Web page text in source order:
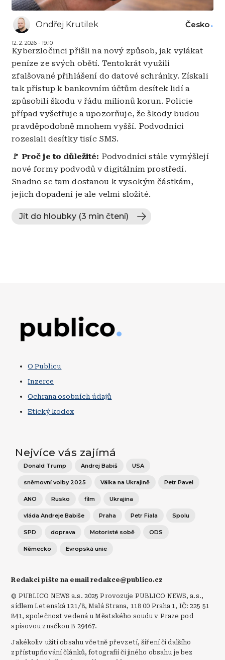
Ondřej Krutilek
12. 2. 2026 - 19:10
Česko
Kyberzločinci přišli na nový způsob, jak vylákat
peníze ze svých obětí. Tentokrát využili
zfalšované přihlášení do datové schránky. Získali
tak přístup k bankovním účtům desítek lidí a
způsobili škodu v řádu milionů korun. Policie
případ vyšetřuje a upozorňuje, že škody budou
pravděpodobně mnohem vyšší. Podvodníci
rozeslali desítky tisíc SMS.
🚩 Proč je to důležité: Podvodníci stále vymýšlejí
nové formy podvodů v digitálním prostředí.
Snadno se tam dostanou k vysokým částkám,
jejich dopadení je ale velmi složité.
Jít do hloubky (3 min čtení)
O Publicu
Inzerce
Ochrana osobních údajů
Etický kodex
Nejvíce vás zajímá
Donald Trump Andrej Babiš USA
sněmovní volby 2025 Válka na Ukrajině Petr Pavel
ANO Rusko film Ukrajina
vláda Andreje Babiše Praha Petr Fiala Spolu
SPD doprava Motoristé sobě ODS
Německo Evropská unie
Redakci pište na email redakce@publico.cz
© PUBLICO NEWS a.s. 2025 Provozuje PUBLICO NEWS, a.s.,
sídlem Letenská 121/8, Malá Strana, 118 00 Praha 1, IČ: 225 51
841, společnost vedená u Městského soudu v Praze pod
spisovou značkou B 29467.
Jakékoliv užití obsahu včetně převzetí, šíření či dalšího
zpřístupňování článků, fotografií či jiného obsahu je bez